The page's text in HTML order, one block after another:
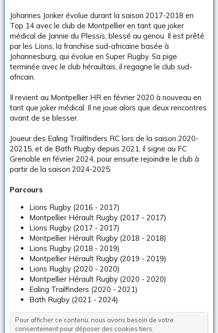
Johannes Jonker évolue durant la saison 2017-2018 en
Top 14 avec le club de Montpellier en tant que joker
médical de Jannie du Plessis, blessé au genou. Il est prêté
par les Lions, la franchise sud-africaine basée à
Johannesburg, qui évolue en Super Rugby. Sa pige
terminée avec le club héraultais, il regagne le club sud-
africain.
Il revient au Montpellier HR en février 2020 à nouveau en
tant que joker médical. Il ne joue alors que deux rencontres
avant de se blesser.
Joueur des Ealing Trailfinders RC lors de la saison 2020-
20215, et de Bath Rugby depuis 2021, il signe au FC
Grenoble en février 2024, pour ensuite rejoindre le club à
partir de la saison 2024-2025.
Parcours
Lions Rugby (2016 - 2017)
Montpellier Hérault Rugby (2017 - 2017)
Lions Rugby (2017 - 2017)
Montpellier Hérault Rugby (2018 - 2018)
Lions Rugby (2018 - 2019)
Montpellier Hérault Rugby (2019 - 2019)
Lions Rugby (2020 - 2020)
Montpellier Hérault Rugby (2020 - 2020)
Ealing Trailfinders (2020 - 2021)
Bath Rugby (2021 - 2024)
Pour afficher ce contenu, nous avons besoin de votre
consentement pour déposer des cookies tiers.